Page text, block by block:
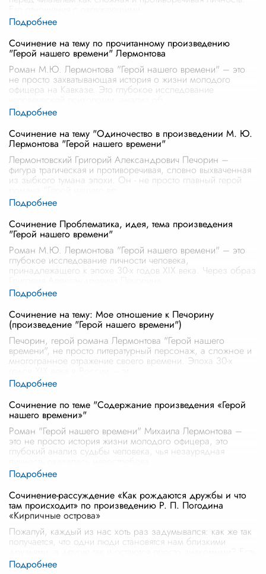
Сочинение на тему по прочитанному произведению
"Герой нашего времени" Лермонтова
Роман М.Ю. Лермонтова "Герой нашего времени" – это
не просто захватывающая история о жизни молодого
офицера на Кавказе. Это глубокое исследование
Сочинение на тему "Одиночество в произведении М. Ю.
Лермонтова "Герой нашего времени"
Лермонтовский Григорий Александрович Печорин –
фигура трагическая и противоречивая, словно выхваченная
из зыбкого тумана эпохи. Он - не просто главный герой
Сочинение Проблематика, идея, тема произведения
"Герой нашего времени"
Роман М.Ю. Лермонтова "Герой нашего времени" – это
глубокое исследование личности человека,
принадлежащего к эпохе 30-х годов XIX века. Через образ
Сочинение на тему: Мое отношение к Печорину
(произведение "Герой нашего времени")
Печорин, герой романа Лермонтова "Герой нашего
времени", не просто литературный персонаж, а сложное и
многогранное отражение своего времени. Эпоха 30-х
Сочинение по теме "Содержание произведения «Герой
нашего времени»"
Роман "Герой нашего времени" Михаила Лермонтова –
это не просто история жизни молодого офицера, это
глубокий анализ судьбы человека, чья незаурядная
Сочинение-рассуждение «Как рождаются дружбы и что
там происходит» по произведению Р. П. Погодина
«Кирпичные острова»
Пожалуй, каждый из нас хоть раз задумывался: как же так
получается, что одни люди становятся нам близкими
в этом какая-то т